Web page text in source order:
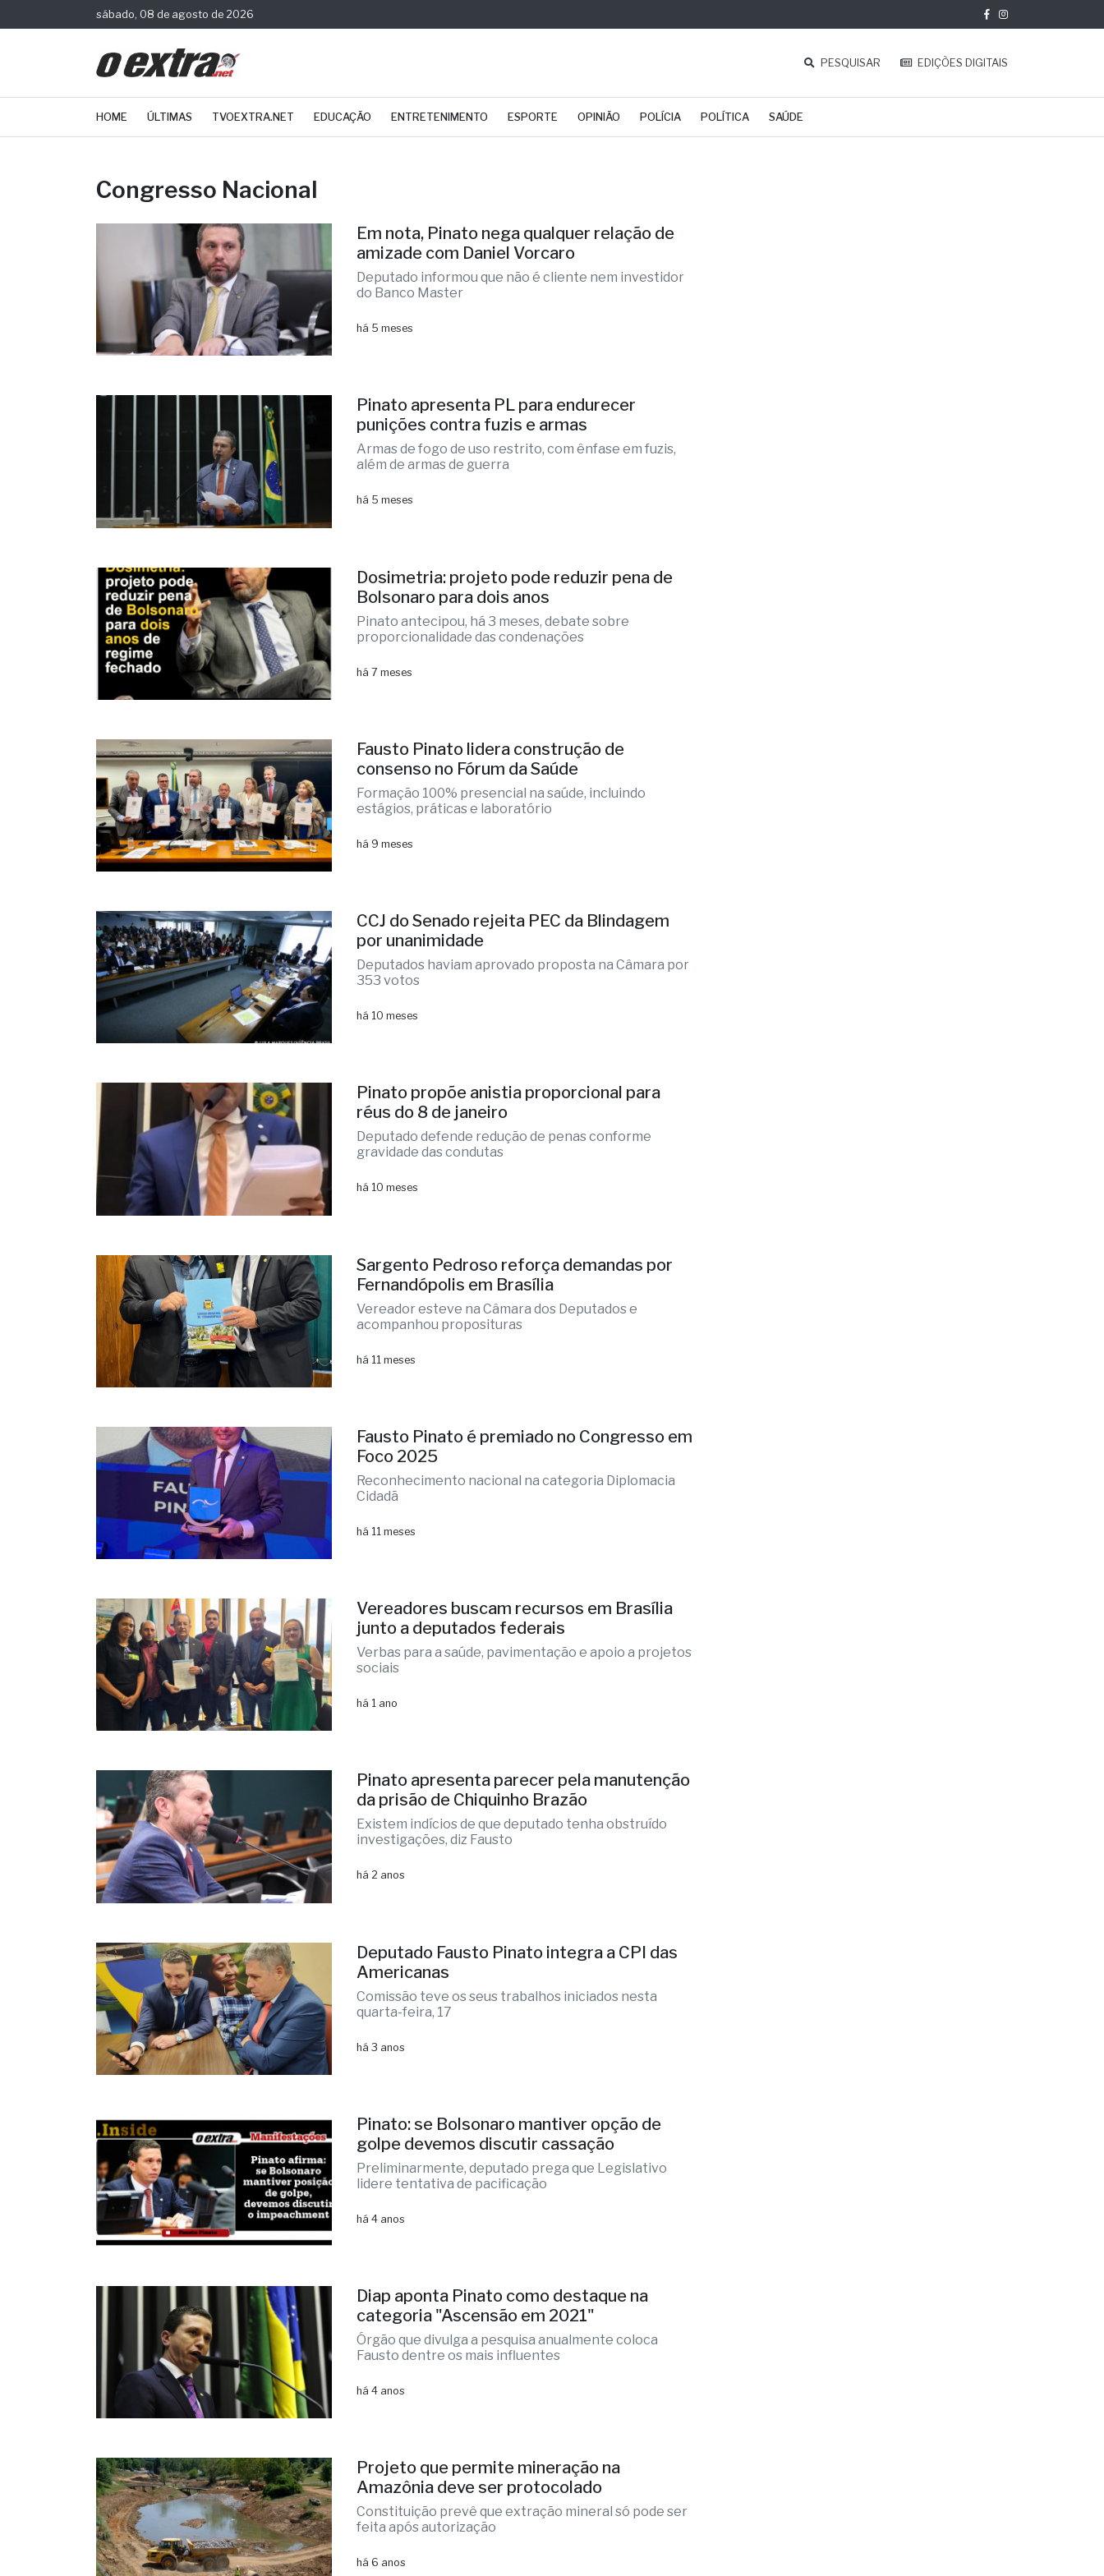
sábado, 08 de agosto de 2026
PESQUISAR EDIÇÕES DIGITAIS
HOME ÚLTIMAS TVOEXTRA.NET EDUCAÇÃO ENTRETENIMENTO ESPORTE OPINIÃO POLÍCIA POLÍTICA SAÚDE
Congresso Nacional
Em nota, Pinato nega qualquer relação de
amizade com Daniel Vorcaro
Deputado informou que não é cliente nem investidor
do Banco Master
há 5 meses
Pinato apresenta PL para endurecer
punições contra fuzis e armas
Armas de fogo de uso restrito, com ênfase em fuzis,
além de armas de guerra
há 5 meses
Dosimetria: projeto pode reduzir pena de
Bolsonaro para dois anos
Pinato antecipou, há 3 meses, debate sobre
proporcionalidade das condenações
há 7 meses
Fausto Pinato lidera construção de
consenso no Fórum da Saúde
Formação 100% presencial na saúde, incluindo
estágios, práticas e laboratório
há 9 meses
CCJ do Senado rejeita PEC da Blindagem
por unanimidade
Deputados haviam aprovado proposta na Câmara por
353 votos
há 10 meses
Pinato propõe anistia proporcional para
réus do 8 de janeiro
Deputado defende redução de penas conforme
gravidade das condutas
há 10 meses
Sargento Pedroso reforça demandas por
Fernandópolis em Brasília
Vereador esteve na Câmara dos Deputados e
acompanhou proposituras
há 11 meses
Fausto Pinato é premiado no Congresso em
Foco 2025
Reconhecimento nacional na categoria Diplomacia
Cidadã
há 11 meses
Vereadores buscam recursos em Brasília
junto a deputados federais
Verbas para a saúde, pavimentação e apoio a projetos
sociais
há 1 ano
Pinato apresenta parecer pela manutenção
da prisão de Chiquinho Brazão
Existem indícios de que deputado tenha obstruído
investigações, diz Fausto
há 2 anos
Deputado Fausto Pinato integra a CPI das
Americanas
Comissão teve os seus trabalhos iniciados nesta
quarta-feira, 17
há 3 anos
Pinato: se Bolsonaro mantiver opção de
golpe devemos discutir cassação
Preliminarmente, deputado prega que Legislativo
lidere tentativa de pacificação
há 4 anos
Diap aponta Pinato como destaque na
categoria "Ascensão em 2021"
Órgão que divulga a pesquisa anualmente coloca
Fausto dentre os mais influentes
há 4 anos
Projeto que permite mineração na
Amazônia deve ser protocolado
Constituição prevê que extração mineral só pode ser
feita após autorização
há 6 anos